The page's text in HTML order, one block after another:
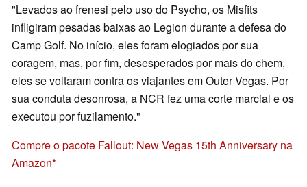
"Levados ao frenesi pelo uso do Psycho, os Misfits
infligiram pesadas baixas ao Legion durante a defesa do
Camp Golf. No início, eles foram elogiados por sua
coragem, mas, por fim, desesperados por mais do chem,
eles se voltaram contra os viajantes em Outer Vegas. Por
sua conduta desonrosa, a NCR fez uma corte marcial e os
executou por fuzilamento."
Compre o pacote Fallout: New Vegas 15th Anniversary na
Amazon